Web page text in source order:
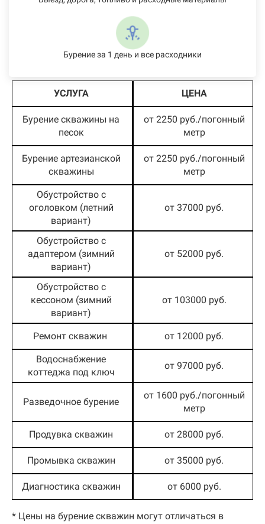
Бурение за 1 день и все расходники
УСЛУГА ЦЕНА
Бурение скважины на
песок
от 2250 руб./погонный
метр
Бурение артезианской
скважины
от 2250 руб./погонный
метр
Обустройство с
оголовком (летний
вариант)
от 37000 руб.
Обустройство с
адаптером (зимний
вариант)
от 52000 руб.
Обустройство с
кессоном (зимний
вариант)
от 103000 руб.
Ремонт скважин от 12000 руб.
Водоснабжение
коттеджа под ключ
от 97000 руб.
Разведочное бурение
от 1600 руб./погонный
метр
Продувка скважин от 28000 руб.
Промывка скважин от 35000 руб.
Диагностика скважин от 6000 руб.
* Цены на бурение скважин могут отличаться в